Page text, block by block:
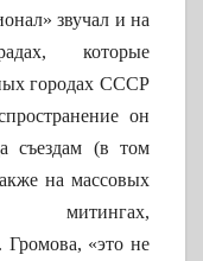
звучал и на
которые
городах СССР
он
съездам (в том
на массовых
митингах,
«это не